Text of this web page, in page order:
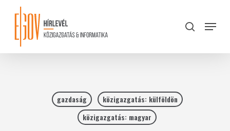
content
search
Menu
gazdaság
közigazgatás: külföldön
közigazgatás: magyar
Close